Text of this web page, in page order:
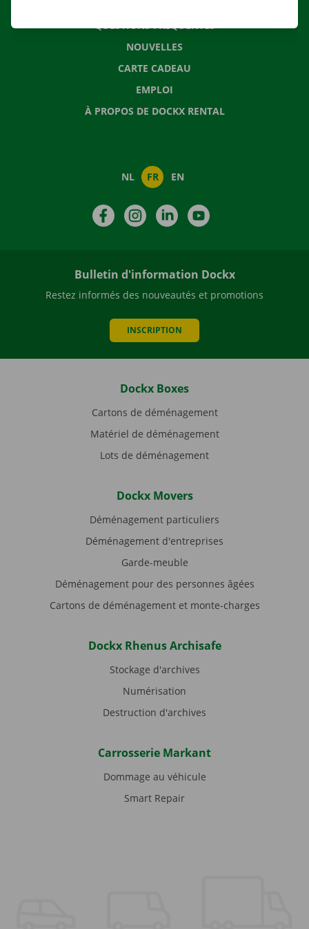
QUESTIONS FRÉQUENTES
NOUVELLES
CARTE CADEAU
EMPLOI
À PROPOS DE DOCKX RENTAL
NL FR EN
FacebookInstagramLinkedIn
Bulletin d'information Dockx
Restez informés des nouveautés et promotions
INSCRIPTION
Dockx Boxes
Cartons de déménagement
Matériel de déménagement
Lots de déménagement
Dockx Movers
Déménagement particuliers
Déménagement d'entreprises
Garde-meuble
Déménagement pour des personnes âgées
Cartons de déménagement et monte-charges
Dockx Rhenus Archisafe
Stockage d'archives
Numérisation
Destruction d'archives
Carrosserie Markant
Dommage au véhicule
Smart Repair